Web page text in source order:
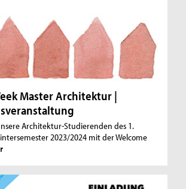
Master Architektur |
Architektur-Studierenden des 1.
2023/2024 mit der Welcome